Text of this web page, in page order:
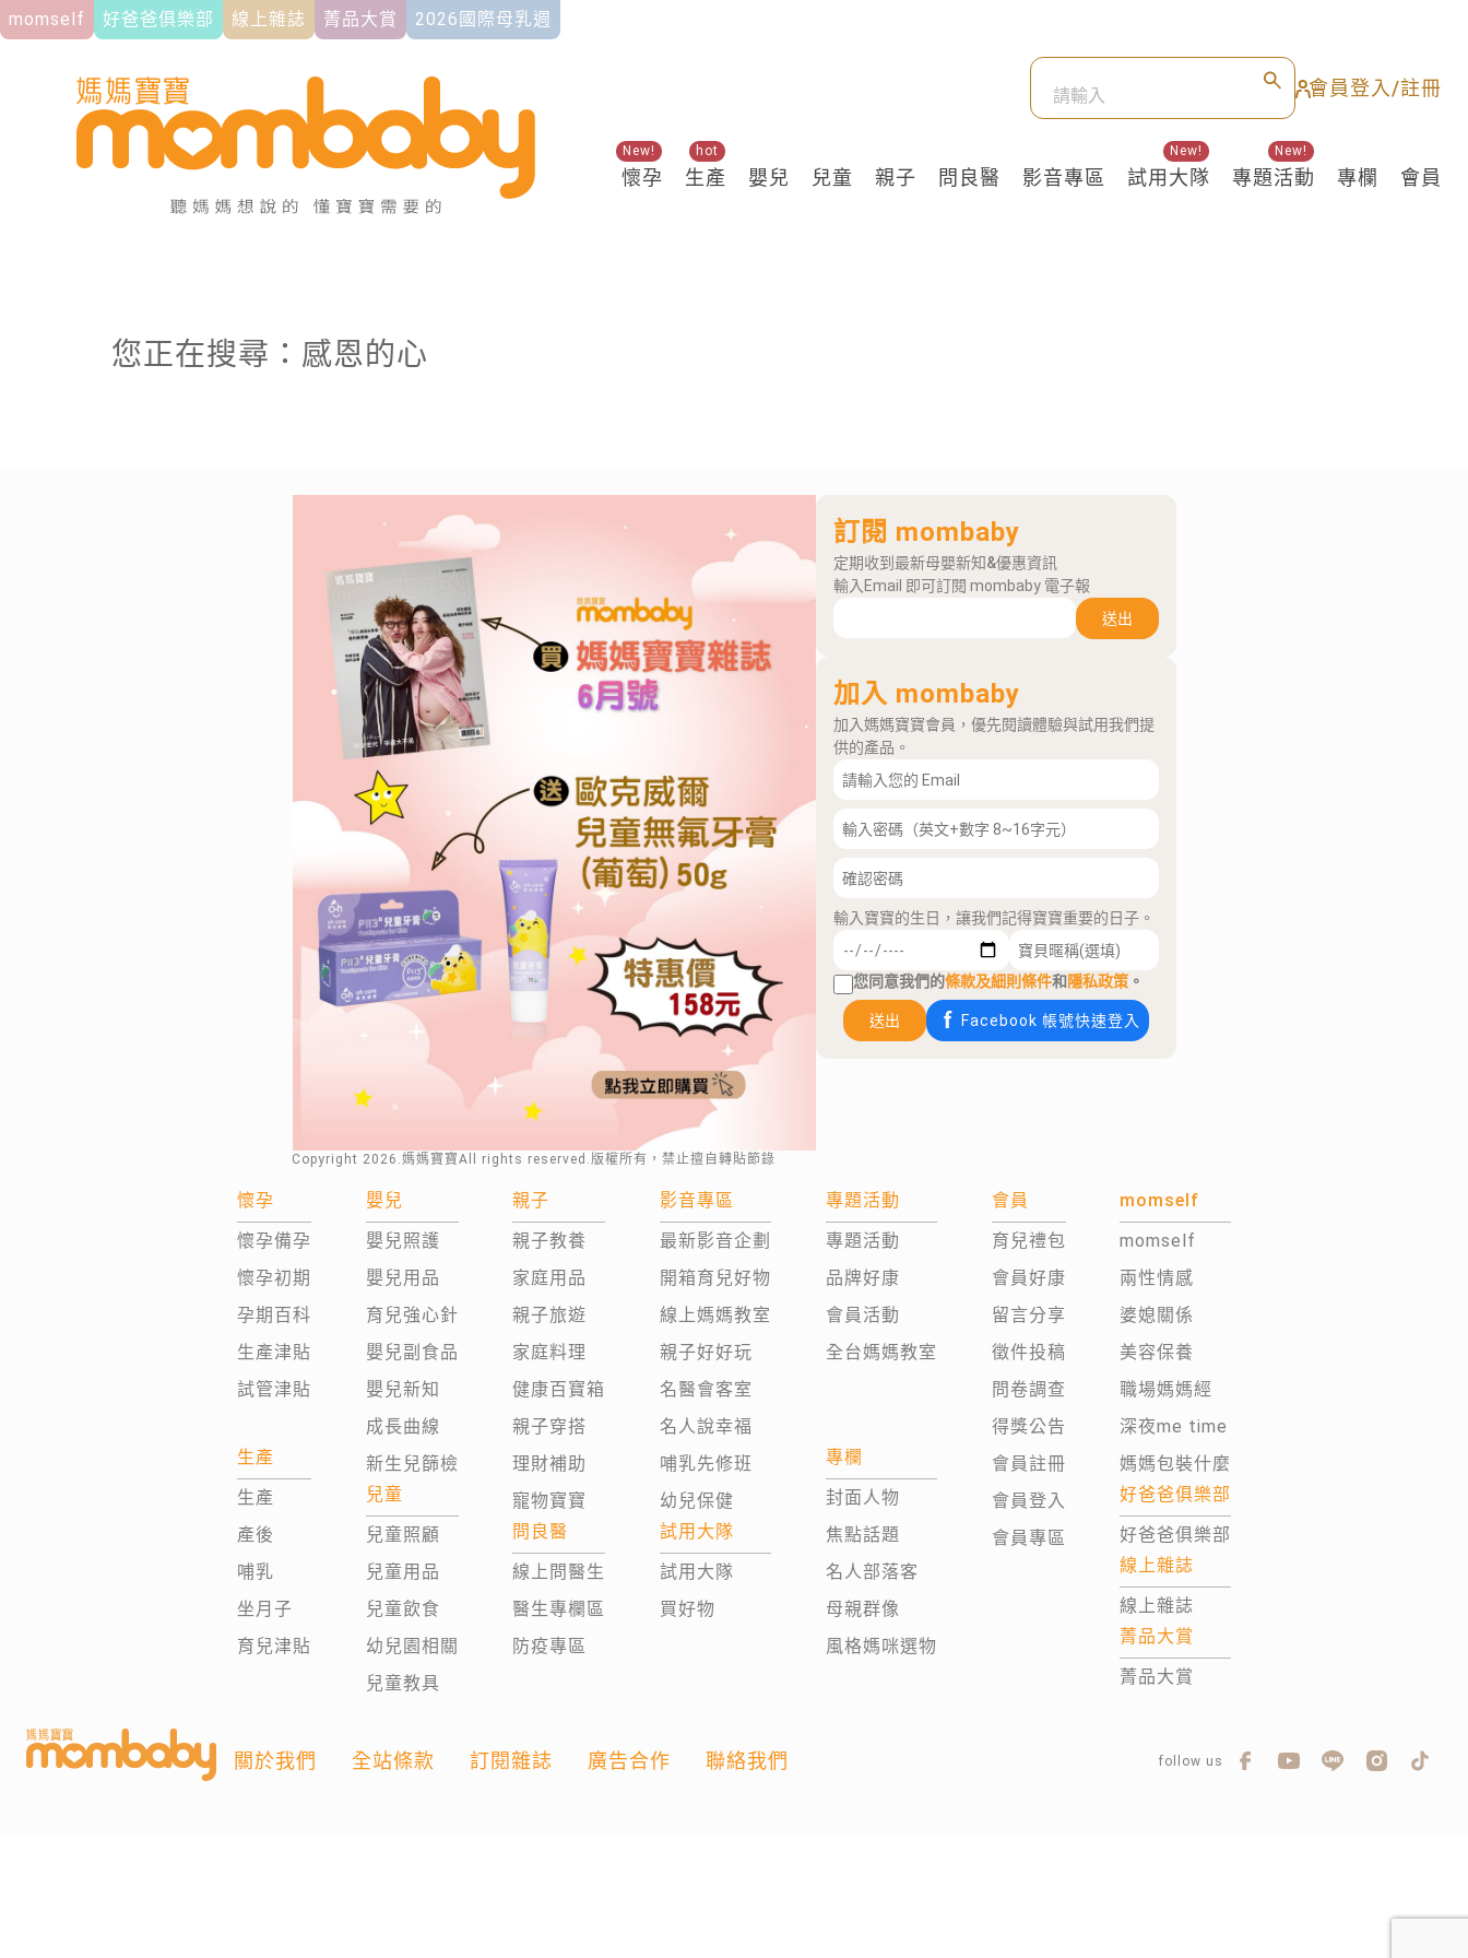
momself 好爸爸俱樂部 線上雜誌 菁品大賞 2026國際母乳週
會員登入/註冊
懷孕
New!
生產
hot
嬰兒 兒童 親子 問良醫 影音專區 試用大隊
New!
專題活動
New!
專欄 會員
關鍵熱搜
您正在搜尋：感恩的心
Copyright 2026 .媽媽寶寶All rights reserved.版權所有，禁止擅自轉貼節錄
訂閱 mombaby
定期收到最新母嬰新知&優惠資訊
輸入Email 即可訂閱 mombaby 電子報
送出
加入 mombaby
加入媽媽寶寶會員，優先閱讀體驗與試用我們提
供的產品。
輸入寶寶的生日，讓我們記得寶寶重要的日子。
您同意我們的條款及細則條件和隱私政策 。
送出 Facebook 帳號快速登入
懷孕
懷孕備孕
懷孕初期
孕期百科
生產津貼
試管津貼
生產
生產
產後
哺乳
坐月子
育兒津貼
嬰兒
嬰兒照護
嬰兒用品
育兒強心針
嬰兒副食品
嬰兒新知
成長曲線
新生兒篩檢
兒童
兒童照顧
兒童用品
兒童飲食
幼兒園相關
兒童教具
親子
親子教養
家庭用品
親子旅遊
家庭料理
健康百寶箱
親子穿搭
理財補助
寵物寶寶
問良醫
線上問醫生
醫生專欄區
防疫專區
影音專區
最新影音企劃
開箱育兒好物
線上媽媽教室
親子好好玩
名醫會客室
名人說幸福
哺乳先修班
幼兒保健
試用大隊
試用大隊
買好物
專題活動
專題活動
品牌好康
會員活動
全台媽媽教室
專欄
封面人物
焦點話題
名人部落客
母親群像
風格媽咪選物
會員
育兒禮包
會員好康
留言分享
徵件投稿
問卷調查
得獎公告
會員註冊
會員登入
會員專區
momself
momself
兩性情感
婆媳關係
美容保養
職場媽媽經
深夜me time
媽媽包裝什麼
好爸爸俱樂部
好爸爸俱樂部
線上雜誌
線上雜誌
菁品大賞
菁品大賞
關於我們 全站條款 訂閱雜誌 廣告合作 聯絡我們 follow us